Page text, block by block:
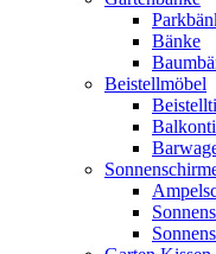
Bänke
Beistellmöbel